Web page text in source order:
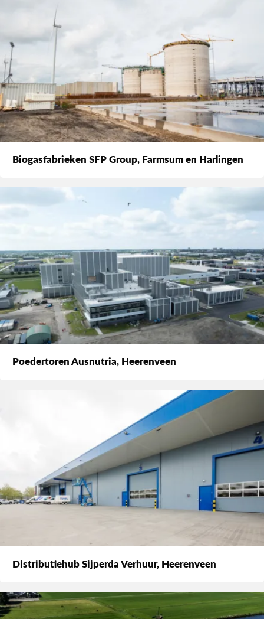
Biogasfabrieken SFP Group, Farmsum en Harlingen
Poedertoren Ausnutria, Heerenveen
Distributiehub Sijperda Verhuur, Heerenveen